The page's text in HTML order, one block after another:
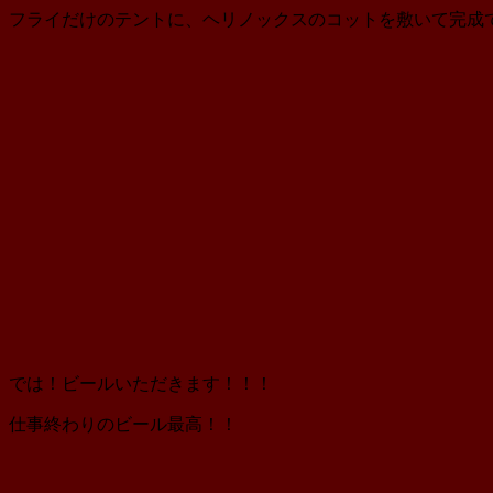
フライだけのテントに、ヘリノックスのコットを敷いて完成
では！ビールいただきます！！！
仕事終わりのビール最高！！